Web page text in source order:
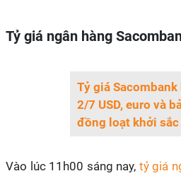
Tỷ giá ngân hàng
Tỷ giá
2/7 USD, euro và
đồng loạt khởi sắc
Vào lúc 11h00 sáng nay, tỷ giá